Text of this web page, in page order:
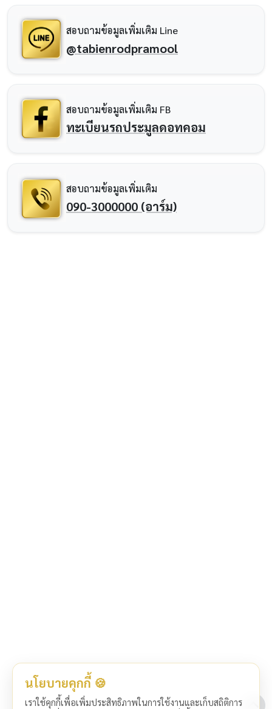
สอบถามข้อมูลเพิ่มเติม Line
@tabienrodpramool
สอบถามข้อมูลเพิ่มเติม FB
ทะเบียนรถประมูลดอทคอม
สอบถามข้อมูลเพิ่มเติม
090-3000000 (อาร์ม)
นโยบายคุกกี้ 🍪
เราใช้คุกกี้เพื่อเพิ่มประสิทธิภาพในการใช้งานและเก็บสถิติการ